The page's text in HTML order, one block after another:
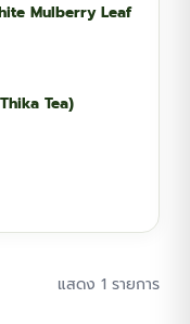
Mulberry Leaf
Tea)
แสดง 1 รายการ